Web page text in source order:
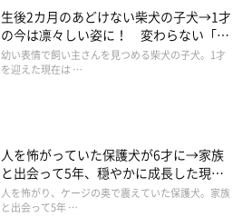
生後2カ月のあどけない柴犬の子犬→1才
の今は凛々しい姿に！ 変わらない「く
りくりおめめ」にもほっこり
幼い表情で飼い主さんを見つめる柴犬の子犬。1才
を迎えた現在は …
人を怖がっていた保護犬が6才に→家族
と出会って5年、穏やかに成長した現在
の姿にグッとくる
人を怖がり、ケージの奥で震えていた保護犬。家族
と出会って5年 …